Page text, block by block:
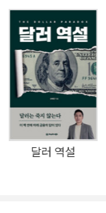
이 자리 잡았다. 그
나타나고 있다. 가
’기조에 빨간불이
고 있기 때문이다.
. 지난 40년간 우리
대’라는 달콤한 풍
침반이라 불리는
니쇼크》를 통해
더 비싸지는, 즉 금
달러 역설